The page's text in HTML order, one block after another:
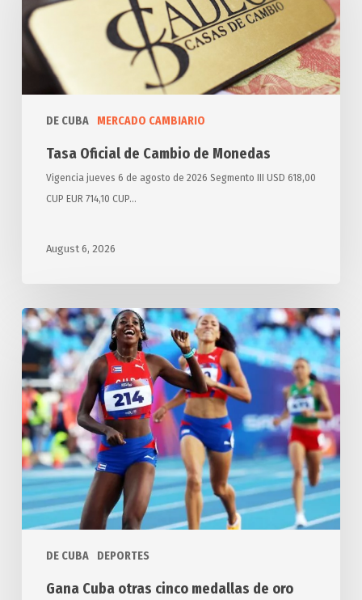
DE CUBA MERCADO CAMBIARIO
Cambio
de
Monedas
Tasa Oficial de Cambio de Monedas
Vigencia jueves 6 de agosto de 2026 Segmento III USD 618,00
CUP EUR 714,10 CUP…
August 6, 2026
DE CUBA DEPORTES
Gana
Cuba
otras
cinco
medallas
de
oro
este
miércoles
en
Santo
Domingo
Gana Cuba otras cinco medallas de oro